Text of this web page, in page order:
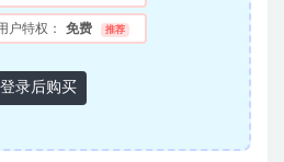
户特权： 免费 推荐
登录后购买